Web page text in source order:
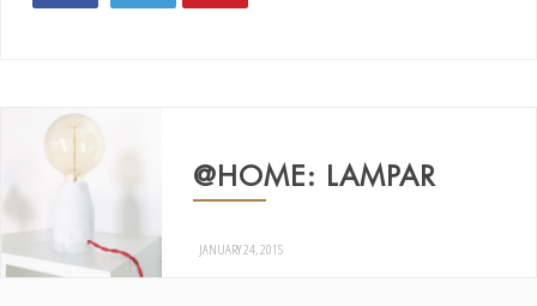
@HOME: LAMPAR
JANUARY 24, 2015